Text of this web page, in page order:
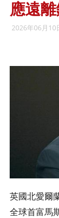
應遠
2026年06月10
英國北愛爾
全球首富馬